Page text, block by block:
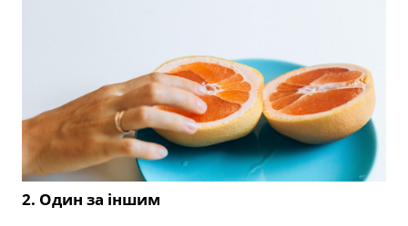
2. Один за іншим